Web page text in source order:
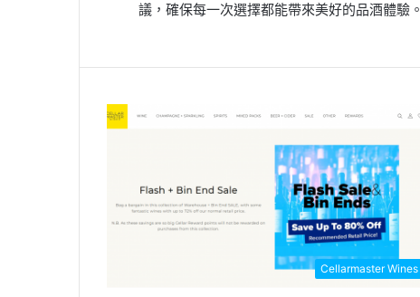
議，確保每一次選擇都能帶來美好的品酒體驗。
Cellarmaster Wines